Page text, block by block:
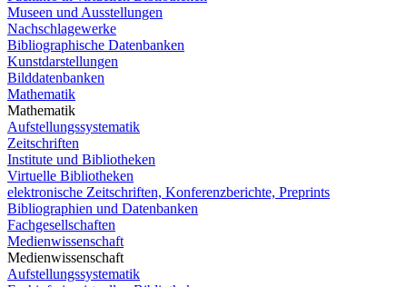
Museen und Ausstellungen
Nachschlagewerke
Bibliographische Datenbanken
Kunstdarstellungen
Bilddatenbanken
Mathematik
Mathematik
Aufstellungssystematik
Zeitschriften
Institute und Bibliotheken
Virtuelle Bibliotheken
elektronische Zeitschriften, Konferenzberichte, Preprints
Bibliographien und Datenbanken
Fachgesellschaften
Medienwissenschaft
Medienwissenschaft
Aufstellungssystematik